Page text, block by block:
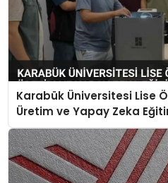
Karabük Üniversitesi Lise
Üretim ve Yapay Zeka